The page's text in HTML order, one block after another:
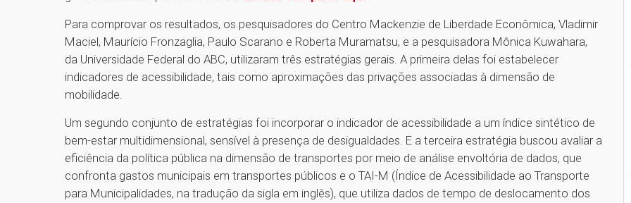
Para comprovar os resultados, os pesquisadores do Centro Mackenzie de Liberdade Econômica, Vladimir
Maciel, Maurício Fronzaglia, Paulo Scarano e Roberta Muramatsu, e a pesquisadora Mônica Kuwahara,
da Universidade Federal do ABC, utilizaram três estratégias gerais. A primeira delas foi estabelecer
indicadores de acessibilidade, tais como aproximações das privações associadas à dimensão de
mobilidade.
Um segundo conjunto de estratégias foi incorporar o indicador de acessibilidade a um índice sintético de
bem-estar multidimensional, sensível à presença de desigualdades. E a terceira estratégia buscou avaliar a
eficiência da política pública na dimensão de transportes por meio de análise envoltória de dados, que
confronta gastos municipais em transportes públicos e o TAI-M (Índice de Acessibilidade ao Transporte
para Municipalidades, na tradução da sigla em inglês), que utiliza dados de tempo de deslocamento dos